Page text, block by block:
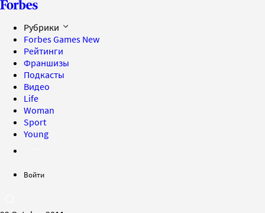
Рубрики
Forbes Games New
Рейтинги
Франшизы
Подкасты
Видео
Life
Woman
Sport
Young
Войти